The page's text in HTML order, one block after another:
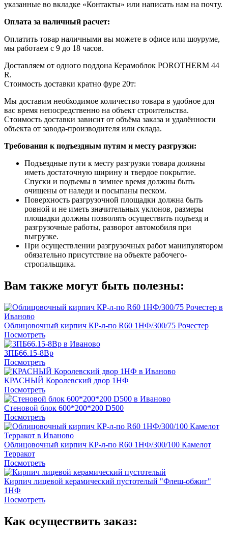
указанные во вкладке «Контакты» или написать нам на почту.
Оплата за наличный расчет:
Оплатить товар наличными вы можете в офисе или шоуруме,
мы работаем с 9 до 18 часов.
Доставляем от одного поддона Керамоблок POROTHERM 44
R.
Стоимость доставки кратно фуре 20т:
Мы доставим необходимое количество товара в удобное для
вас время непосредственно на объект строительства.
Стоимость доставки зависит от объёма заказа и удалённости
объекта от завода-производителя или склада.
Требования к подъездным путям и месту разгрузки:
Подъездные пути к месту разгрузки товара должны
иметь достаточную ширину и твердое покрытие.
Спуски и подъемы в зимнее время должны быть
очищены от наледи и посыпаны песком.
Поверхность разгрузочной площадки должна быть
ровной и не иметь значительных уклонов, размеры
площадки должны позволять осуществить подъезд и
разгрузочные работы, разворот автомобиля при
выгрузке.
При осуществлении разгрузочных работ манипулятором
обязательно присутствие на объекте рабочего-
стропальщика.
Вам также могут быть полезны:
Облицовочный кирпич КР-л-по R60 1НФ/300/75 Рочестер
Посмотреть
3ПБ66.15-8Вр
Посмотреть
КРАСНЫЙ Королевский двор 1НФ
Посмотреть
Стеновой блок 600*200*200 D500
Посмотреть
Облицовочный кирпич КР-л-по R60 1НФ/300/100 Камелот
Терракот
Посмотреть
Кирпич лицевой керамический пустотелый "Флеш-обжиг"
1НФ
Посмотреть
Как осуществить заказ: